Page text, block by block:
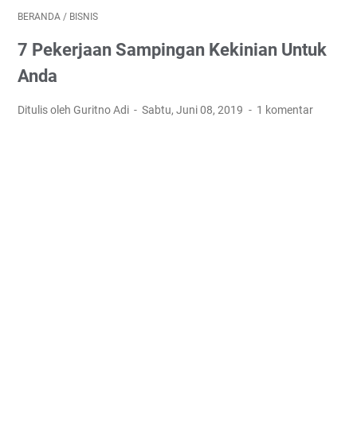
BERANDA / BISNIS
7 Pekerjaan Sampingan Kekinian Untuk
Anda
Ditulis oleh Guritno Adi Sabtu, Juni 08, 2019 1 komentar